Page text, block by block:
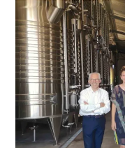
CLUB
:
WINE
TASTING
VOUCHER,
CORSICA,
DOMAINE
VITICOLE,
ADHÉRENT,
VIN